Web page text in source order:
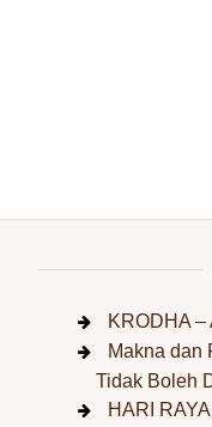
KRODHA –
Makna dan
Tidak Boleh
HARI